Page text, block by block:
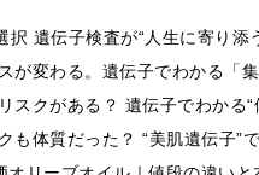
択 遺伝子検査が“人生に寄り添
が変わる。遺伝子でわかる「
スクがある？ 遺伝子でわかる
も体質だった？ “美肌遺伝子”